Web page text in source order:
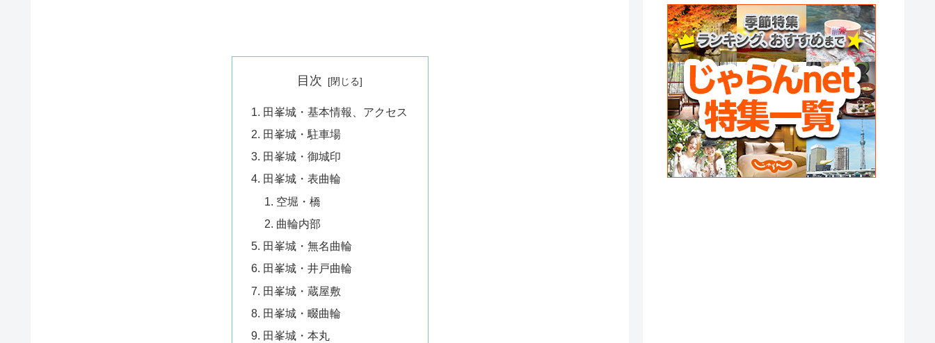
目次
田峯城・基本情報、アクセス
田峯城・駐車場
田峯城・御城印
田峯城・表曲輪
空堀・橋
曲輪内部
田峯城・無名曲輪
田峯城・井戸曲輪
田峯城・蔵屋敷
田峯城・畷曲輪
田峯城・本丸